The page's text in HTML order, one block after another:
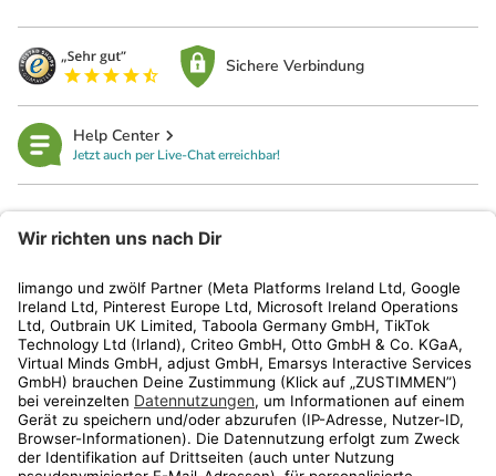
Sichere Verbindung
Help Center
Jetzt auch per Live-Chat erreichbar!
Kundenservice
Shop
Aktionen
Travel